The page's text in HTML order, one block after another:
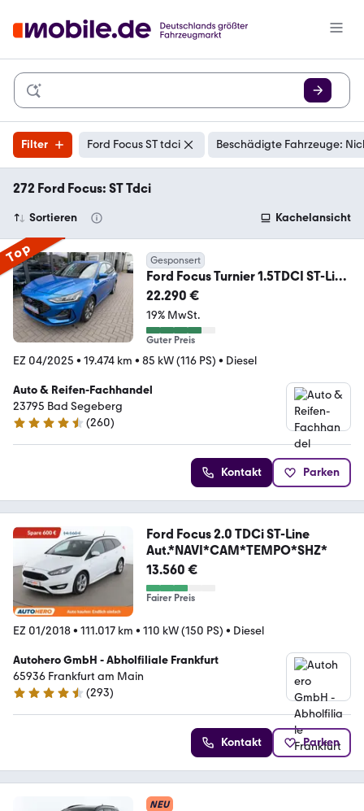
Filter Ford Focus ST tdci Beschädigte Fahrzeuge:
272 Ford Focus: ST Tdci
Sortieren Kachelansicht
Top Gesponsert
Ford Focus Turnier 1.5TDCI ST-Line
AUTOMATIK*ACC*NAVI
22.290 €
19% MwSt.
Guter Preis
EZ 04/2025 • 19.474 km • 85 kW (116 PS) • Diesel
Auto & Reifen-Fachhandel
23795 Bad Segeberg
4.7 Sterne
(260)
Kontakt Parken
Ford Focus 2.0 TDCi ST-Line
Aut.*NAVI*CAM*TEMPO*SHZ*
13.560 €
Fairer Preis
EZ 01/2018• 111.017 km • 110 kW (150 PS) • Diesel
Autohero GmbH - Abholfiliale Frankfurt
65936 Frankfurt am Main
4.6 Sterne
(293)
Kontakt Parken
NEU